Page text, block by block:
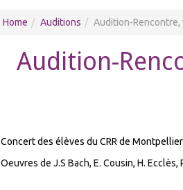
Home Auditions Audition-Rencontre,
Audition-
Concert des élèves du CRR de
Oeuvres de J.S Bach, E. Cousin, H.